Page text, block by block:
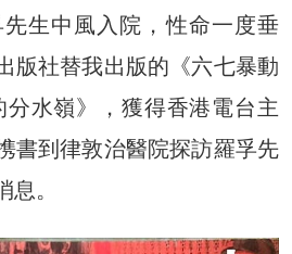
生中風入院，性命一度垂
版社替我出版的《六七暴動
水嶺》，獲得香港電台主
書到律敦治醫院探訪羅孚先
。